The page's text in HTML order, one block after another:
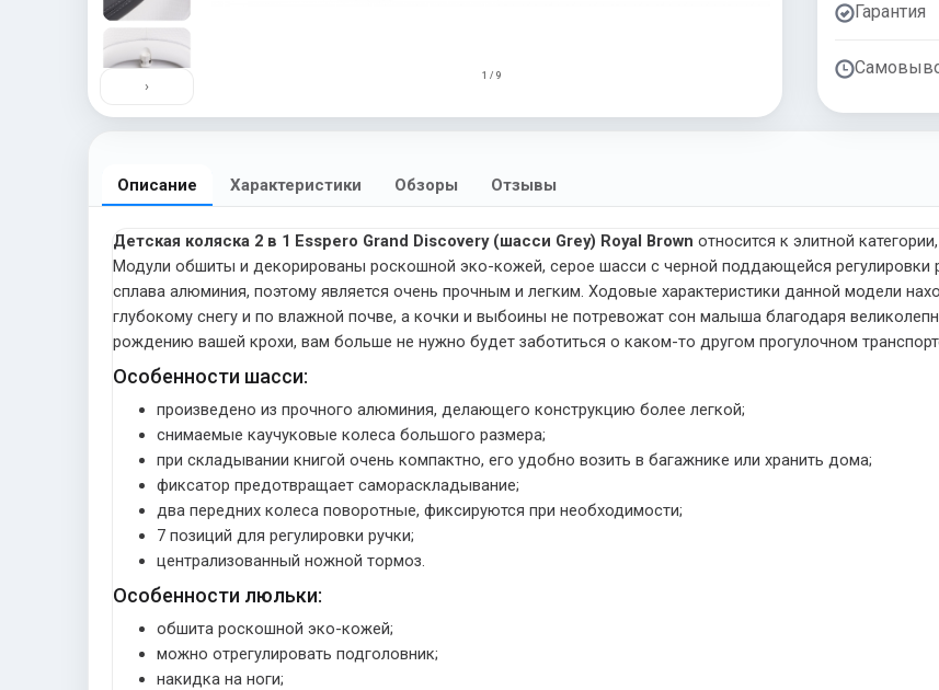
›
1 / 9
Гарантия
Описание Характеристики Обзоры Отзывы
Детская коляска 2 в 1 Esspero Grand Discovery (шасси Grey) Royal Brown относится к элитной
Модули обшиты и декорированы роскошной эко-кожей, серое шасси с черной поддающейся регулировки
сплава алюминия, поэтому является очень прочным и легким. Ходовые характеристики данной модели
глубокому снегу и по влажной почве, а кочки и выбоины не потревожат сон малыша благодаря
рождению вашей крохи, вам больше не нужно будет заботиться о каком-то другом прогулочном
Особенности шасси:
произведено из прочного алюминия, делающего конструкцию более легкой;
снимаемые каучуковые колеса большого размера;
при складывании книгой очень компактно, его удобно возить в багажнике или хранить дома;
фиксатор предотвращает самораскладывание;
два передних колеса поворотные, фиксируются при необходимости;
7 позиций для регулировки ручки;
централизованный ножной тормоз.
Особенности люльки:
обшита роскошной эко-кожей;
можно отрегулировать подголовник;
накидка на ноги;